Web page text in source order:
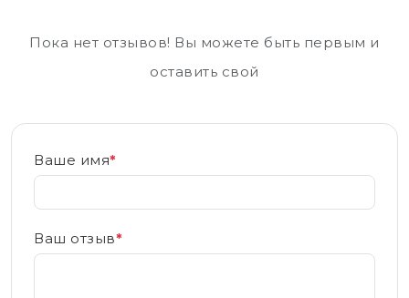
Пока нет отзывов! Вы можете быть первым и
оставить свой
Ваше имя*
Ваш отзыв*